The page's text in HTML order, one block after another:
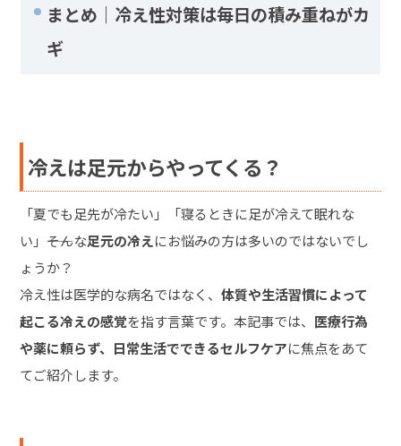
まとめ｜冷え性対策は毎日の積み重ねがカ
ギ
冷えは足元からやってくる？
「夏でも足先が冷たい」「寝るときに足が冷えて眠れな
い」――そんな足元の冷えにお悩みの方は多いのではないでし
ょうか？
冷え性は医学的な病名ではなく、体質や生活習慣によって
起こる冷えの感覚を指す言葉です。本記事では、 医療行為
や薬に頼らず、日常生活でできるセルフケアに焦点をあて
てご紹介します。